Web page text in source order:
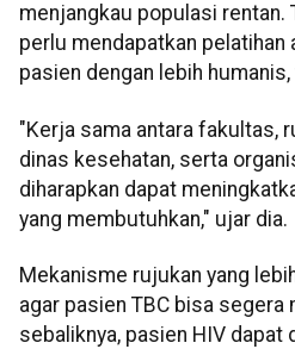
menjangkau populasi rentan.
perlu mendapatkan pelatihan
pasien dengan lebih
"Kerja sama antara fakultas,
dinas kesehatan, serta
diharapkan dapat
yang membutuhkan," ujar dia.
Mekanisme rujukan yang
agar pasien TBC bisa segera
sebaliknya, pasien HIV dapat